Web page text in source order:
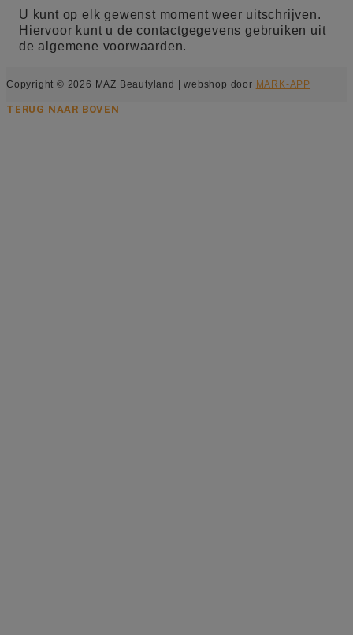
U kunt op elk gewenst moment weer uitschrijven.
Hiervoor kunt u de contactgegevens gebruiken uit
de algemene voorwaarden.
Copyright © 2026 MAZ Beautyland | webshop door MARK-APP
TERUG NAAR BOVEN